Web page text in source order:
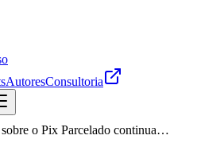
AutoresConsultoria
sobre o Pix Parcelado continua…